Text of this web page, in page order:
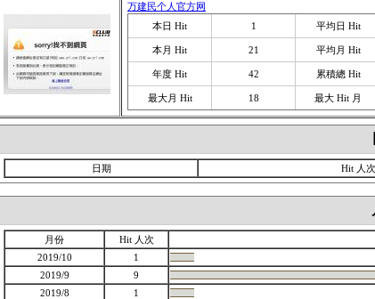
万建民个人官方网
本日 Hit
1 平均日 Hit
本月 Hit 21 平均月 Hit
年度 Hit 42 累積總 Hit
最大月 Hit 18 最大 Hit 月
日期 Hit 人次
月份 Hit 人次
2019/10
1
2019/9
9
2019/8
1